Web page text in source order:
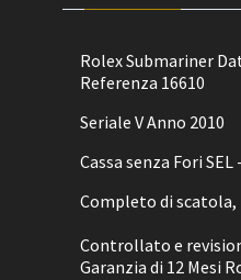
Rolex Submariner
Referenza 16610
Seriale V Anno 2010
Cassa senza Fori SEL
Completo di
Controllato e
Garanzia di 12 Mesi